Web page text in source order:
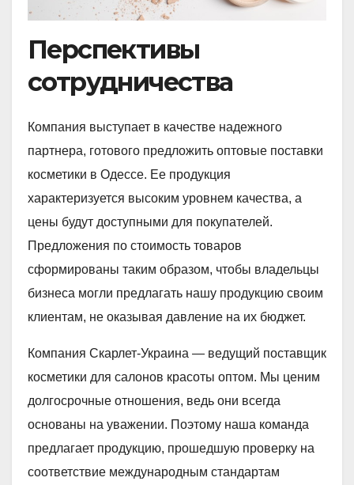
Перспективы
сотрудничества
Компания выступает в качестве надежного
партнера, готового предложить оптовые поставки
косметики в Одессе. Ее продукция
характеризуется высоким уровнем качества, а
цены будут доступными для покупателей.
Предложения по стоимость товаров
сформированы таким образом, чтобы владельцы
бизнеса могли предлагать нашу продукцию своим
клиентам, не оказывая давление на их бюджет.
Компания Скарлет-Украина — ведущий поставщик
косметики для салонов красоты оптом. Мы ценим
долгосрочные отношения, ведь они всегда
основаны на уважении. Поэтому наша команда
предлагает продукцию, прошедшую проверку на
соответствие международным стандартам